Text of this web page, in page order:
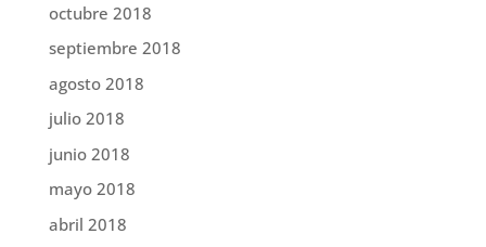
octubre 2018
septiembre 2018
agosto 2018
julio 2018
junio 2018
mayo 2018
abril 2018